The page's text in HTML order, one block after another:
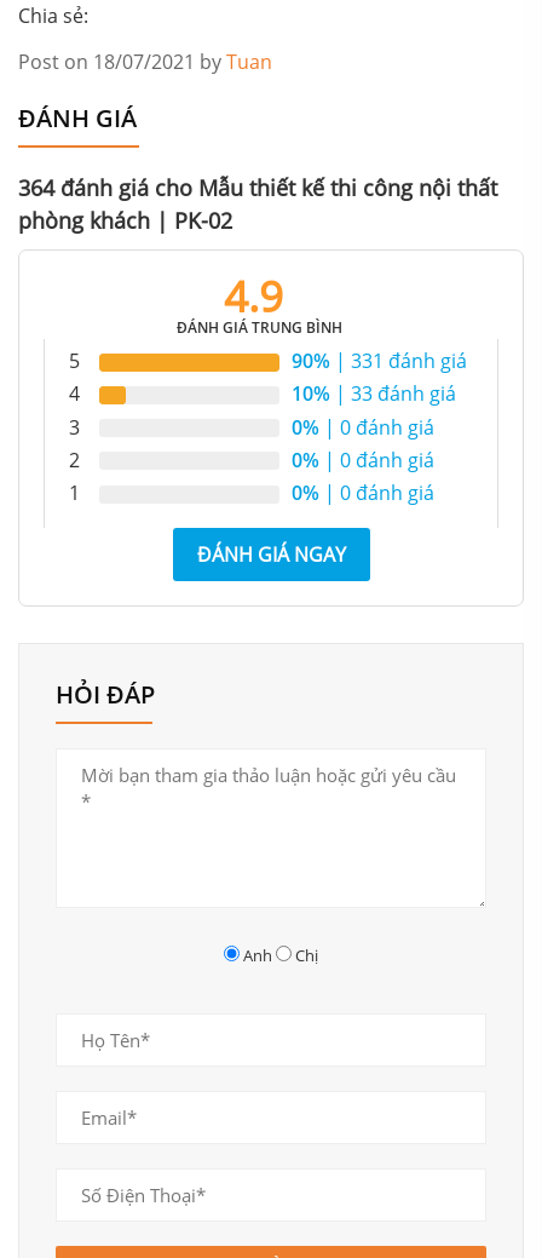
Nhẹ nhàng nhưng tạo được sự ấn tượng
Sắp xếp đồ nội thất hợp lý tăng tính thẩm mỹ cho căn phòng
Chia sẻ:
Post on 18/07/2021 byTuan
ĐÁNH GIÁ
364 đánh giá cho Mẫu thiết kế thi công nội thất
phòng khách | PK-02
4.9
ĐÁNH GIÁ TRUNG BÌNH
5 90% | 331 đánh giá
4
10% | 33 đánh giá
3
0% | 0 đánh giá
2
0% | 0 đánh giá
1
0% | 0 đánh giá
ĐÁNH GIÁ NGAY
HỎI ĐÁP
Anh Chị